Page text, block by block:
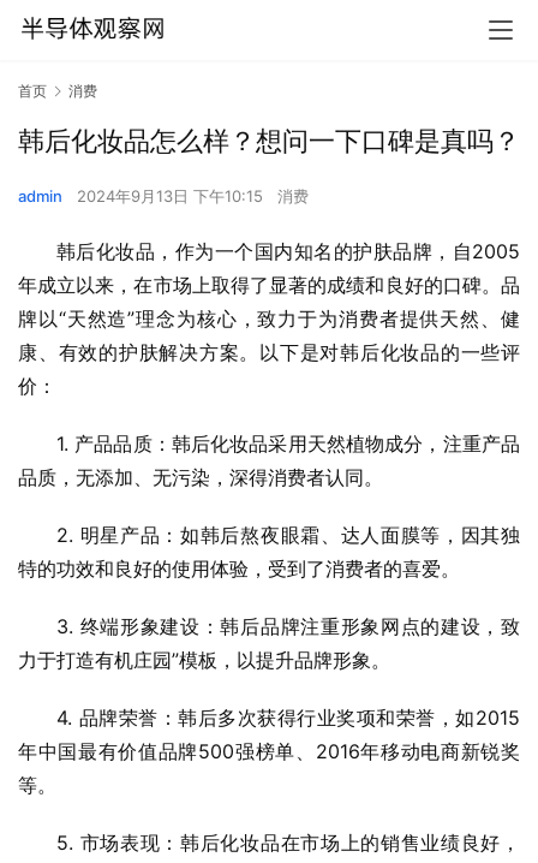
首页 消费
韩后化妆品怎么样？想问一下口碑是真吗？
admin 2024年9月13日 下午10:15 消费
韩后化妆品，作为一个国内知名的护肤品牌，自2005
年成立以来，在市场上取得了显著的成绩和良好的口碑。品
牌以“天然造”理念为核心，致力于为消费者提供天然、健
康、有效的护肤解决方案。以下是对韩后化妆品的一些评
价：
1. 产品品质：韩后化妆品采用天然植物成分，注重产品
品质，无添加、无污染，深得消费者认同。
2. 明星产品：如韩后熬夜眼霜、达人面膜等，因其独
特的功效和良好的使用体验，受到了消费者的喜爱。
3. 终端形象建设：韩后品牌注重形象网点的建设，致
力于打造有机庄园”模板，以提升品牌形象。
4. 品牌荣誉：韩后多次获得行业奖项和荣誉，如2015
年中国最有价值品牌500强榜单、2016年移动电商新锐奖
等。
5. 市场表现：韩后化妆品在市场上的销售业绩良好，